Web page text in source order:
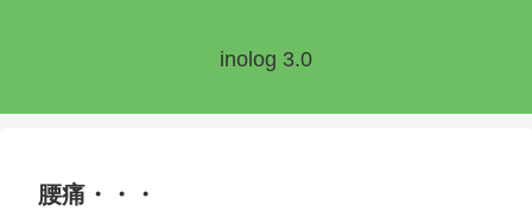
inolog 3.0
腰痛・・・